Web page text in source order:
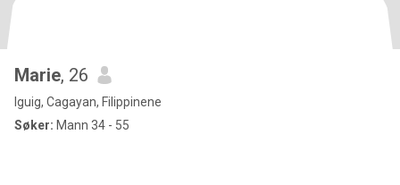
Marie, 26
Iguig, Cagayan, Filippinene
Søker: Mann 34 - 55